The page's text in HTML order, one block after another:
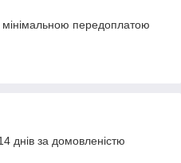
передоплатою
днів за домовленістю